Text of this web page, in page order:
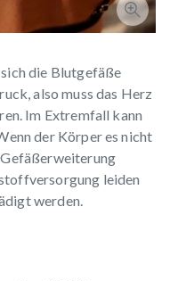
die Blutgefäße
also muss das Herz
Im Extremfall kann
der Körper es nicht
leiden
werden.